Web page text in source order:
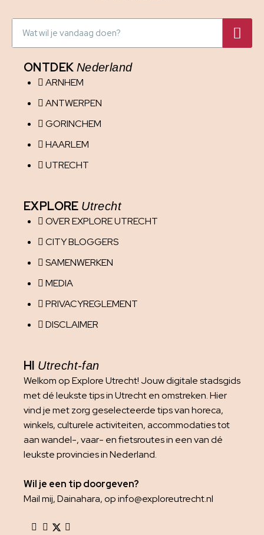
ONTDEK Nederland
ARNHEM
ANTWERPEN
GORINCHEM
HAARLEM
UTRECHT
EXPLORE Utrecht
OVER EXPLORE UTRECHT
CITY BLOGGERS
SAMENWERKEN
MEDIA
PRIVACYREGLEMENT
DISCLAIMER
HI Utrecht-fan
Welkom op Explore Utrecht! Jouw digitale stadsgids
met dé leukste tips in Utrecht en omstreken. Hier
vind je met zorg geselecteerde tips van horeca,
winkels, culturele activiteiten, accommodaties tot
aan wandel-, vaar- en fietsroutes in een van dé
leukste provincies in Nederland.
Wil je een tip doorgeven?
Mail mij, Dainahara, op info@exploreutrecht.nl